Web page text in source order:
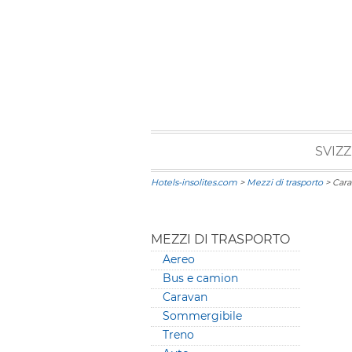
Hotels-insolites.com > Mezzi di trasporto>
MEZZI DI TRASPORTO
Aereo
Bus e camion
Caravan
Sommergibile
Treno